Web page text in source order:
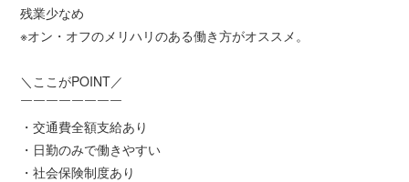
残業少なめ
※オン・オフのメリハリのある働き方がオススメ。
＼ここがPOINT／
￣￣￣￣￣￣￣￣
・交通費全額支給あり
・日勤のみで働きやすい
・社会保険制度あり